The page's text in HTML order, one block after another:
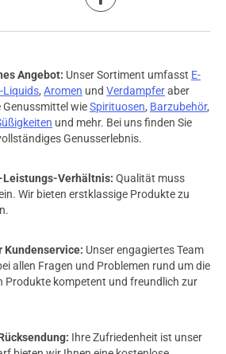
Angebot: Unser Sortiment umfasst E-
Liquids, Aromen und Verdampferaber
Genussmittel wieSpirituosen, Barzubehör,
und mehr. Bei uns finden Sie
Genusserlebnis.
Leistungs-Verhältnis: Qualität muss
Wir bieten erstklassige Produkte zu
Kundenservice: Unser engagiertes Team
allen Fragen und Problemen rund um die
Produkte kompetent und freundlich zur
Ihre Zufriedenheit ist unser